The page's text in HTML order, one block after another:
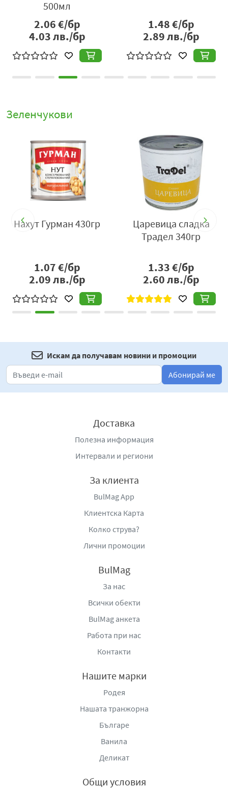
безупречното качество на храната, която ежедневно
присъства на трапезата ни, е от огромно значение. За
нас е важно изискванията и потребностите на нашите
потребители да бъдат задоволени напълно и те да
бъдат спокойни.
Фамилекс подкрепя българските производители и е
висококачествени български продукти.
на ФАМИЛЕКС е разположена на територия от 8000 кв.
м. в гр. Пловдив. Компанията разполага със собствени
логистични бази в градовете София, Варна, Плевен и
Монтана.
Съставки:леща, вода, сол, комплексообразувател
: Може да съдържа следи отглутен .
ул. „Брезовско шосе“ 180, телефон на потребителя:
0700 19 119, e-mail:customer@familex-
www.familex.bg.
500мл
2.06€/бр
4.03лв./бр
1.48€/бр
2.89лв./бр
Зеленчукови
Нахут Гурман 430гр
1.07€/бр
2.09лв./бр
Царевица сладка
Традел 340гр
1.33€/бр
2.60лв./бр
Искам да получавам новини и промоции
Абонирай ме
Доставка
Полезна информация
Интервали и региони
За клиента
BulMag App
Клиентска Карта
Колко струва?
Лични промоции
BulMag
За нас
Всички обекти
BulMag анкета
Работа при нас
Контакти
Нашите марки
Родея
Нашата транжорна
Българе
Ванила
Деликат
Общи условия